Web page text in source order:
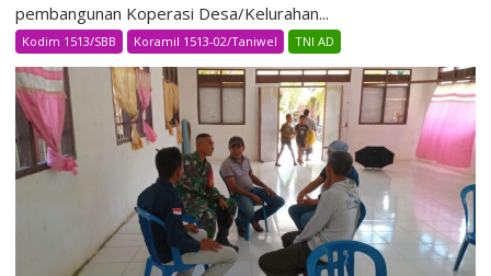
pembangunan Koperasi Desa/Kelurahan...
Kodim 1513/SBB Koramil 1513-02/Taniwel TNI AD